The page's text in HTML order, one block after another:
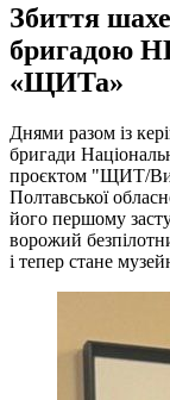
Збиття
бригадою
«ЩИТа»
Днями разом із
бригади
проєктом "ЩИТ/
Полтавської
його першому
ворожий
і тепер стане